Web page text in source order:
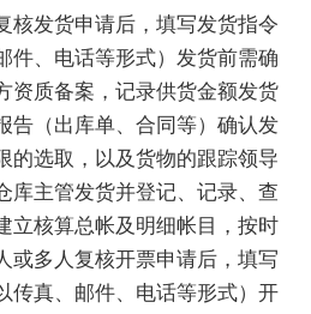
核发货申请后，填写发货指令
件、电话等形式）发货前需确
资质备案，记录供货金额发货
告（出库单、合同等）确认发
的选取，以及货物的跟踪领导
库主管发货并登记、记录、查
立核算总帐及明细帐目，按时
或多人复核开票申请后，填写
传真、邮件、电话等形式）开